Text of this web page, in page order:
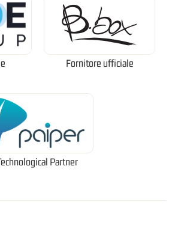
Fornitore ufficiale
Partner